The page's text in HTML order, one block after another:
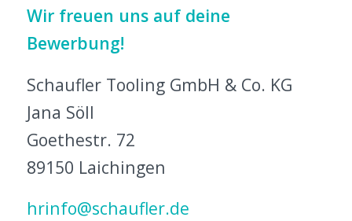
Wir freuen uns auf deine
Bewerbung!
Schaufler Tooling GmbH & Co. KG
Jana Söll
Goethestr. 72
89150 Laichingen
hrinfo@schaufler.de